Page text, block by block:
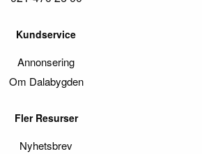
Kundservice
Annonsering
Om Dalabygden
Fler Resurser
Nyhetsbrev